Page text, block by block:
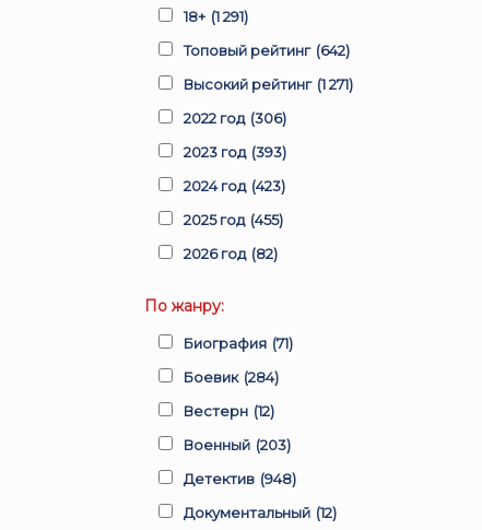
18+ (1 291)
Топовый рейтинг (642)
Высокий рейтинг (1 271)
2022 год (306)
2023 год (393)
2024 год (423)
2025 год (455)
2026 год (82)
По жанру:
Биография (71)
Боевик (284)
Вестерн (12)
Военный (203)
Детектив (948)
Документальный (12)